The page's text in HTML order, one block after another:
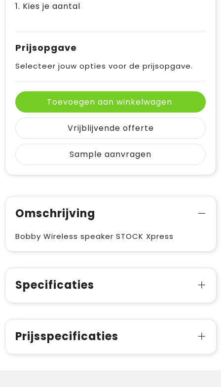
1. Kies je aantal
Prijsopgave
Selecteer jouw opties voor de prijsopgave.
Toevoegen aan winkelwagen
Vrijblijvende offerte
Sample aanvragen
Omschrijving
Bobby Wireless speaker STOCK Xpress
Specificaties
Prijsspecificaties